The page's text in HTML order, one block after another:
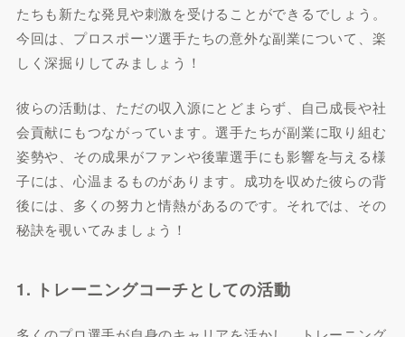
たちも新たな発見や刺激を受けることができるでしょう。
今回は、プロスポーツ選手たちの意外な副業について、楽
しく深掘りしてみましょう！
彼らの活動は、ただの収入源にとどまらず、自己成長や社
会貢献にもつながっています。選手たちが副業に取り組む
姿勢や、その成果がファンや後輩選手にも影響を与える様
子には、心温まるものがあります。成功を収めた彼らの背
後には、多くの努力と情熱があるのです。それでは、その
秘訣を覗いてみましょう！
1. トレーニングコーチとしての活動